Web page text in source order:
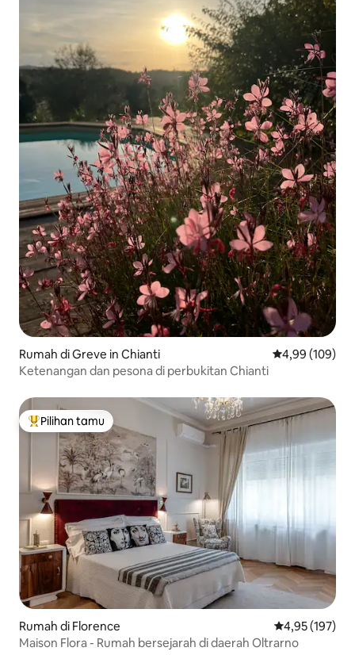
Rumah di Greve in Chianti Nilai rata-rata
4,99 (109)
Ketenangan dan pesona di perbukitan Chianti
Pilihan tamu terpopuler
Pilihan tamu
Rumah di Florence Nilai rata-rata
4,95 (197)
Maison Flora - Rumah bersejarah di daerah Oltrarno